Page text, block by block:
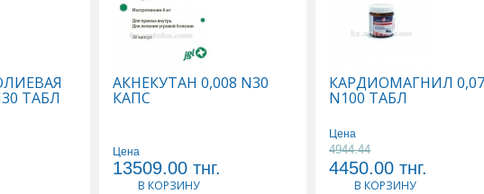
ТАБЛ
АКНЕКУТАН 0,008 N30
КАПС
Цена
13509.00 тнг.
В КОРЗИНУ
КАРДИОМАГНИЛ
N100 ТАБЛ
Цена
4944.44
4450.00 тнг.
В КОРЗИНУ